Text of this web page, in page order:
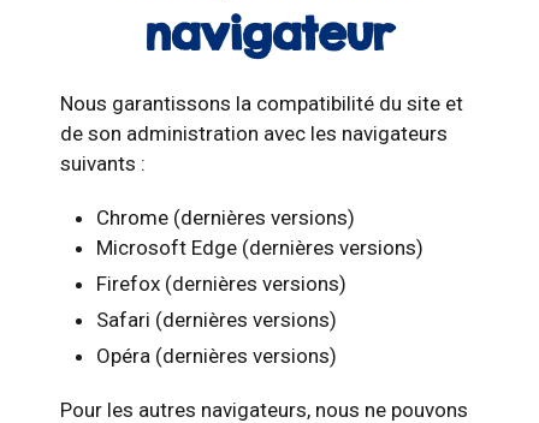
navigateur
Nous garantissons la compatibilité du site et
de son administration avec les navigateurs
suivants :
Chrome (dernières versions)
Microsoft Edge (dernières versions)
Firefox (dernières versions)
Safari (dernières versions)
Opéra (dernières versions)
Pour les autres navigateurs, nous ne pouvons